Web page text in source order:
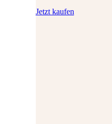
Jetzt kaufen